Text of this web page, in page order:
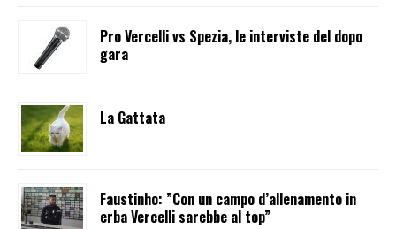
Pro Vercelli vs Spezia, le interviste del dopo
gara
La Gattata
Faustinho: ”Con un campo d’allenamento in
erba Vercelli sarebbe al top”